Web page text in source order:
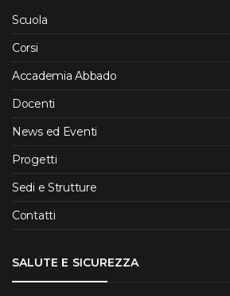
Scuola
Corsi
Accademia Abbado
Docenti
News ed Eventi
Progetti
Sedi e Strutture
Contatti
SALUTE E SICUREZZA